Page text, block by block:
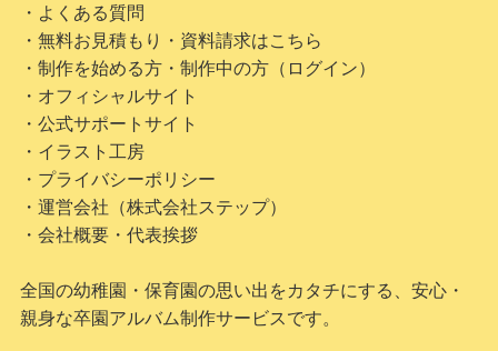
・よくある質問
・無料お見積もり・資料請求はこちら
・制作を始める方・制作中の方（ログイン）
・オフィシャルサイト
・公式サポートサイト
・イラスト工房
・プライバシーポリシー
・運営会社（株式会社ステップ）
・会社概要・代表挨拶
全国の幼稚園・保育園の思い出をカタチにする、安心・
親身な卒園アルバム制作サービスです。